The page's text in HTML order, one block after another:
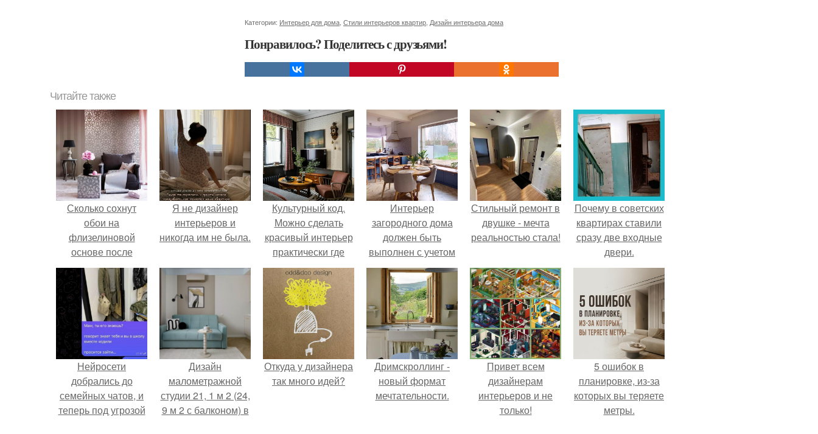
Категории: Интерьер для дома Стили интерьеров квартир Дизайн интерьера дома
Понравилось? Поделитесь с друзьями!
Читайте также
Сколько сохнут
обои на
флизелиновой
основе после
поклейки. Когда
высохнет клей?
Я не дизайнер
интерьеров и
никогда им не была.
Культурный код.
Можно сделать
красивый интерьер
практически где
угодно.
Интерьер
загородного дома
должен быть
выполнен с учетом
всех его
особенностей, а
именно, это:
Стильный ремонт в
двушке - мечта
реальностью стала!
Почему в советских
квартирах ставили
сразу две входные
двери.
Нейросети
добрались до
семейных чатов, и
теперь под угрозой
Дизайн
малометражной
студии 21, 1 м 2 (24,
9 м 2 с балконом) в
Откуда у дизайнера
так много идей?
Дримскроллинг -
новый формат
мечтательности.
Привет всем
дизайнерам
интерьеров и не
только!
5 ошибок в
планировке, из-за
которых вы теряете
метры.